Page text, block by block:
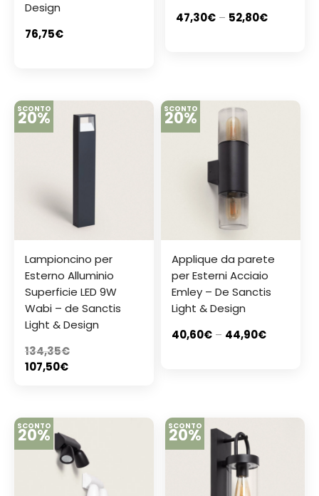
Design
76,75€
47,30€ – 52,80€
SCONTO
20%
Lampioncino per
Esterno Alluminio
Superficie LED 9W
Wabi – de Sanctis
Light & Design
134,35€
107,50€
SCONTO
20%
Applique da parete
per Esterni Acciaio
Emley – De Sanctis
Light & Design
40,60€ – 44,90€
SCONTO
20% SCONTO
20%